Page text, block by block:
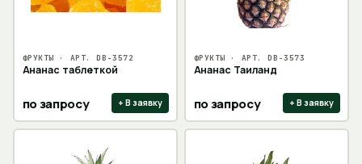
ФРУКТЫ · АРТ.DB-3572
Ананас таблеткой
по запросу + В заявку
ФРУКТЫ · АРТ.DB-3573
Ананас Таиланд
по запросу + В заявку